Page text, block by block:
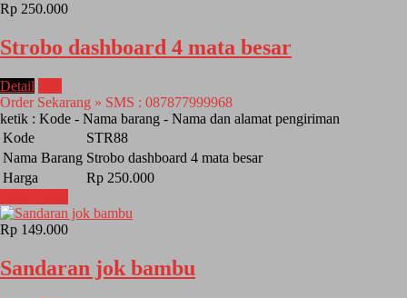
Rp 250.000
Strobo dashboard 4 mata besar
Detail
Order Sekarang » SMS : 087877999968
ketik : Kode - Nama barang - Nama dan alamat pengiriman
Kode
STR88
Nama Barang Strobo dashboard 4 mata besar
Harga
Rp 250.000
Rp 149.000
Sandaran jok bambu